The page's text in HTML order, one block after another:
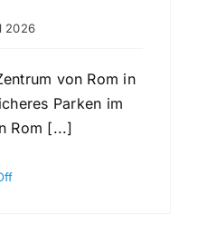
2026
von Rom in
Parken im
Rom [...]
Comments